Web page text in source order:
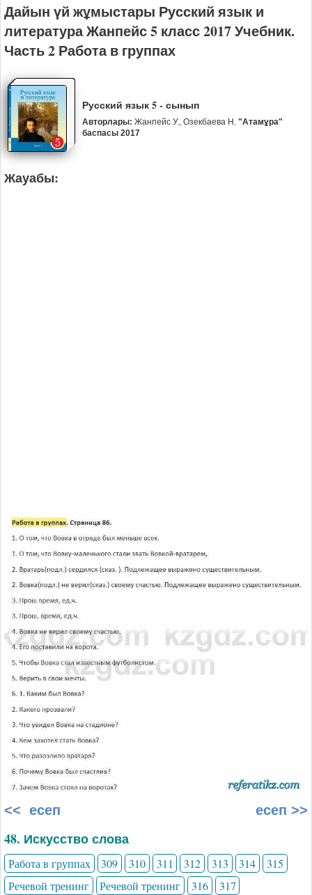
Дайын үй жұмыстары Русский язык и
литература Жанпейс 5 класс 2017 Учебник.
Часть 2 Работа в группах
Русский язык 5 - сынып
Авторлары: Жанпейс У., Озекбаева Н. "Атамұра"
баспасы 2017
Жауабы:
<< есеп есеп >>
48. Искусство слова
Работа в группах 309 310 311 312 313 314
315
Речевой тренинг
Речевой тренинг 316
317